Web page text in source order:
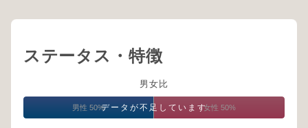
ステータス・特徴
男女比
データが不足しています
男性 50% 女性 50%